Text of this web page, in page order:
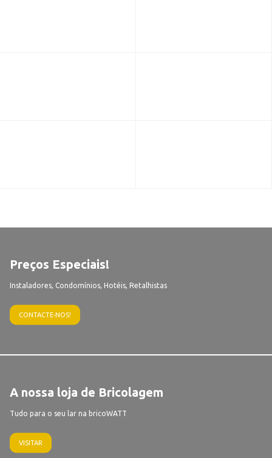
Preços Especiais!
Instaladores, Condomínios, Hotéis, Retalhistas
CONTACTE-NOS!
A nossa loja de Bricolagem
Tudo para o seu lar na bricoWATT
VISITAR